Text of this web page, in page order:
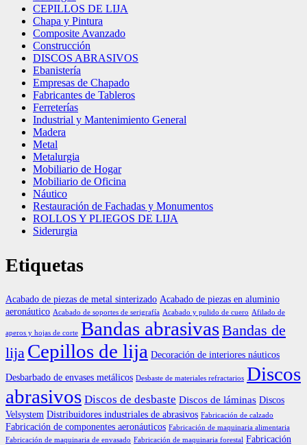
CEPILLOS DE LIJA
Chapa y Pintura
Composite Avanzado
Construcción
DISCOS ABRASIVOS
Ebanistería
Empresas de Chapado
Fabricantes de Tableros
Ferreterías
Industrial y Mantenimiento General
Madera
Metal
Metalurgia
Mobiliario de Hogar
Mobiliario de Oficina
Náutico
Restauración de Fachadas y Monumentos
ROLLOS Y PLIEGOS DE LIJA
Siderurgia
Etiquetas
Acabado de piezas de metal sinterizado Acabado de piezas en aluminio
aeronáutico Acabado de soportes de serigrafía Acabado y pulido de cuero Afilado de
aperos y hojas de corte Bandas abrasivasBandas de
lija Cepillos de lija Decoración de interiores náuticos
Desbarbado de envases metálicos Desbaste de materiales refractarios Discos
abrasivos Discos de desbaste Discos de láminas Discos
Velsystem Distribuidores industriales de abrasivos Fabricación de calzado
Fabricación de componentes aeronáuticos Fabricación de maquinaria alimentaria
Fabricación de maquinaria de envasado Fabricación de maquinaria forestal Fabricación